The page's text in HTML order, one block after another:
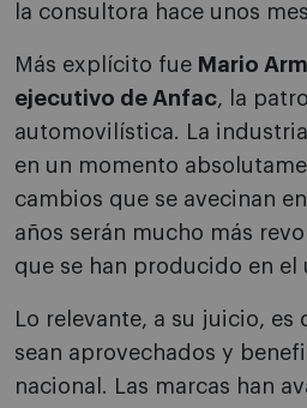
la consultora hace unos
Más explícito fue Mario
ejecutivo de Anfac, la
automovilística. La
en un momento
cambios que se avecinan
años serán mucho más
que se han producido en el
Lo relevante, a su juicio, es
sean aprovechados y
nacional. Las marcas han